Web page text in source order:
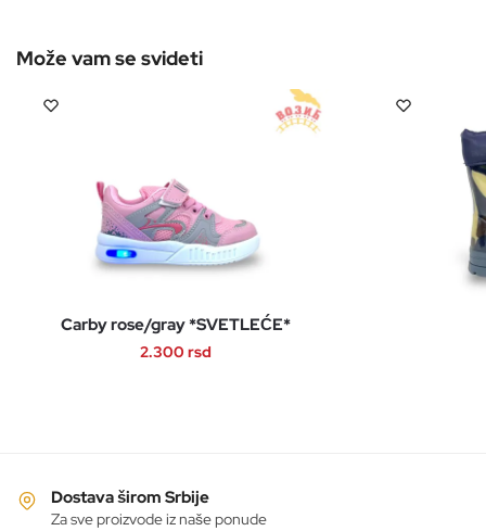
Carby rose/gray *SVETLEĆE*
2.300rsd
varijanti.
Opcije
Dostava širom Srbije
Za sve proizvode iz naše ponude